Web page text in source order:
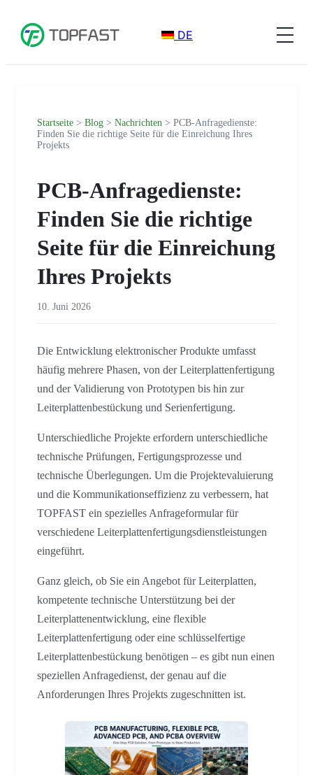
DE
Startseite > Blog > Nachrichten > PCB-Anfragedienste:
Finden Sie die richtige Seite für die Einreichung Ihres
Projekts
PCB-Anfragedienste:
Finden Sie die richtige
Seite für die Einreichung
Ihres Projekts
10. Juni 2026
Die Entwicklung elektronischer Produkte umfasst
häufig mehrere Phasen, von der Leiterplattenfertigung
und der Validierung von Prototypen bis hin zur
Leiterplattenbestückung und Serienfertigung.
Unterschiedliche Projekte erfordern unterschiedliche
technische Prüfungen, Fertigungsprozesse und
technische Überlegungen. Um die Projektevaluierung
und die Kommunikationseffizienz zu verbessern, hat
TOPFAST ein spezielles Anfrageformular für
verschiedene Leiterplattenfertigungsdienstleistungen
eingeführt.
Ganz gleich, ob Sie ein Angebot für Leiterplatten,
kompetente technische Unterstützung bei der
Leiterplattenentwicklung, eine flexible
Leiterplattenfertigung oder eine schlüsselfertige
Leiterplattenbestückung benötigen – es gibt nun einen
speziellen Anfragedienst, der genau auf die
Anforderungen Ihres Projekts zugeschnitten ist.